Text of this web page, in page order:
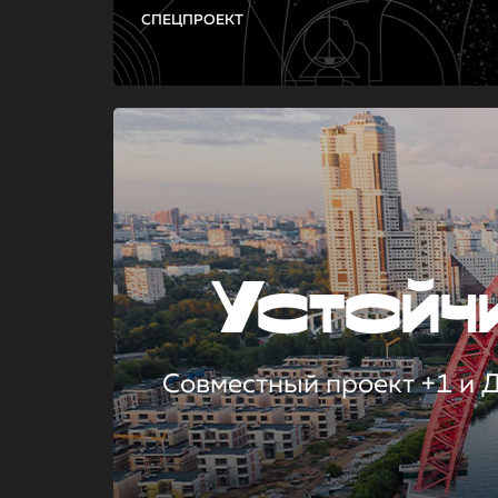
СПЕЦПРОЕКТ
Совместный проект +1 и